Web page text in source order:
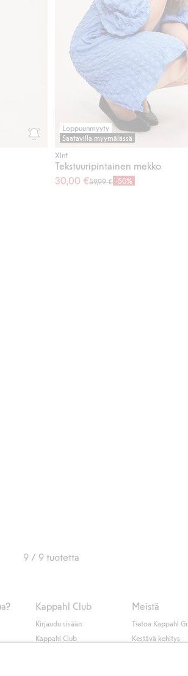
Loppuunmyyty
Saatavilla myymälässä
Xlnt
Tekstuuripintainen mekko
30,00 €59,99 € -50%
9 / 9 tuotetta
Kappahl Club
Kirjaudu sisään
Kappahl Club
Meistä
Tietoa Kappahl
Kestävä kehitys